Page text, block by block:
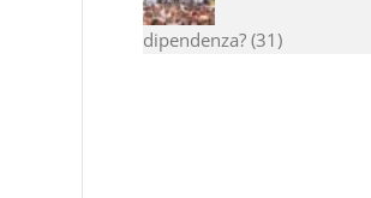
dipendenza? 31